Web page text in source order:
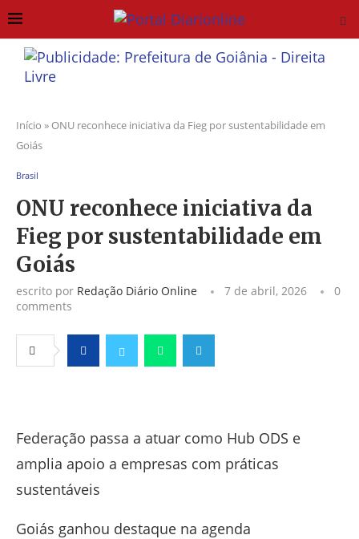
Início » ONU reconhece iniciativa da Fieg por sustentabilidade em
Goiás
Brasil
ONU reconhece iniciativa da
Fieg por sustentabilidade em
Goiás
escrito por Redação Diário Online 7 de abril, 2026
0
comments
Federação passa a atuar como Hub ODS e
amplia apoio a empresas com práticas
sustentáveis
Goiás ganhou destaque na agenda